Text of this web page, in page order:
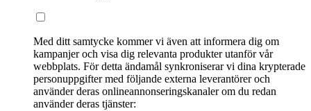
Med ditt samtycke kommer vi även att informera dig om
kampanjer och visa dig relevanta produkter utanför vår
webbplats. För detta ändamål synkroniserar vi dina krypterade
personuppgifter med följande externa leverantörer och
använder deras onlineannonseringskanaler om du redan
använder deras tjänster: